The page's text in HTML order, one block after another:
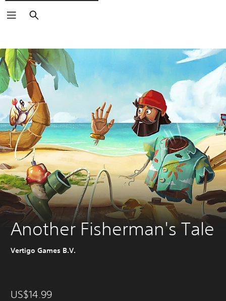
Buscar
Another Fisherman's Tale
Vertigo Games B.V.
US$14.99